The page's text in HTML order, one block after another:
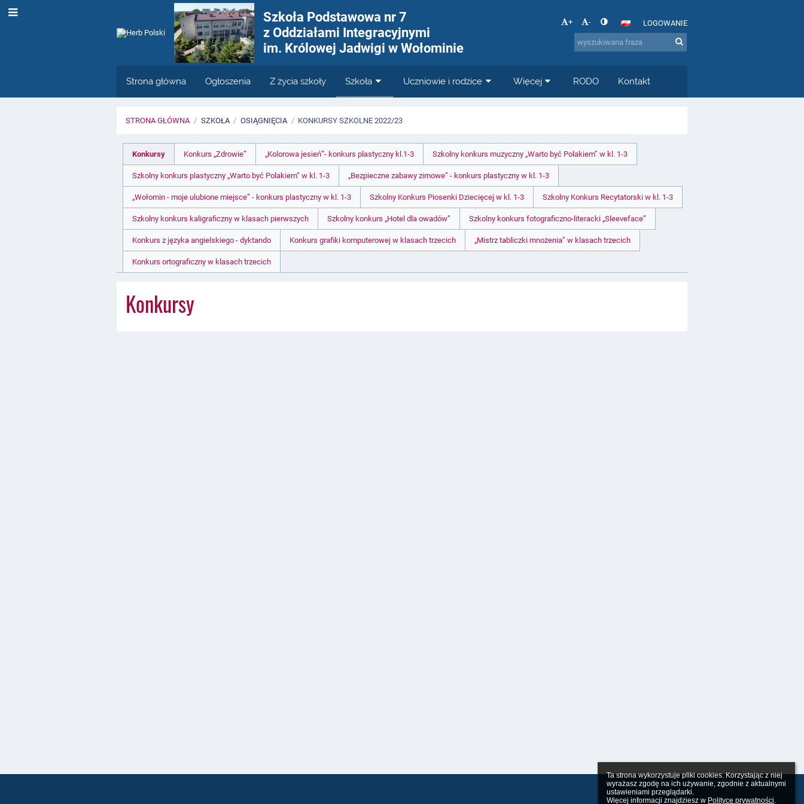
Ta strona wykorzystuje pliki cookies. Korzystając z niej
wyrażasz zgodę na ich używanie, zgodnie z aktualnymi
ustawieniami przeglądarki.
Więcej informacji znajdziesz w Polityce prywatności.
Szkoła Podstawowa nr 7
z Oddziałami Integracyjnymi
im. Królowej Jadwigi w Wołominie
+ - LOGOWANIE
Strona główna Ogłoszenia Z życia szkoły Szkoła Uczniowie i rodzice Więcej RODO Kontakt
STRONA GŁÓWNA / SZKOŁA / OSIĄGNIĘCIA / KONKURSY SZKOLNE 2022/23
Konkursy
szkolne
2022/23
Konkursy Konkurs „Zdrowie” „Kolorowa jesień”- konkurs plastyczny kl.1-3 Szkolny konkurs muzyczny „Warto być Polakiem” w kl. 1-3
Szkolny konkurs plastyczny „Warto być Polakiem” w kl. 1-3 „Bezpieczne zabawy zimowe” - konkurs plastyczny w kl. 1-3
„Wołomin - moje ulubione miejsce” - konkurs plastyczny w kl. 1-3 Szkolny Konkurs Piosenki Dziecięcej w kl. 1-3 Szkolny Konkurs Recytatorski w kl. 1-3
Szkolny konkurs kaligraficzny w klasach pierwszych Szkolny konkurs „Hotel dla owadów” Szkolny konkurs fotograficzno-literacki „Sleeveface”
Konkurs z języka angielskiego - dyktando Konkurs grafiki komputerowej w klasach trzecich „Mistrz tabliczki mnożenia” w klasach trzecich
Konkurs ortograficzny w klasach trzecich
Konkursy